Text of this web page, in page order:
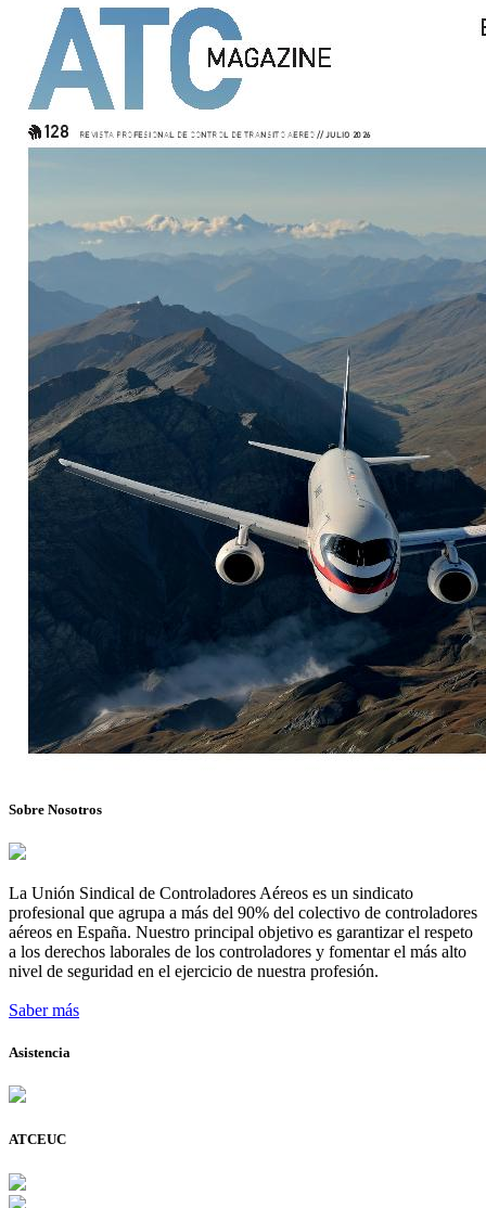
Sobre Nosotros
La Unión Sindical de Controladores Aéreos es un sindicato
profesional que agrupa a más del 90% del colectivo de controladores
aéreos en España. Nuestro principal objetivo es garantizar el respeto
a los derechos laborales de los controladores y fomentar el más alto
nivel de seguridad en el ejercicio de nuestra profesión.
Saber más
Asistencia
ATCEUC